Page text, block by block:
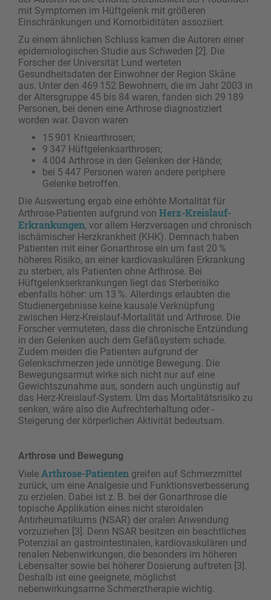
mit Symptomen im Hüftgelenk mit größeren
Einschränkungen und Komorbiditäten assoziiert.
Zu einem ähnlichen Schluss kamen die Autoren einer
epidemiologischen Studie aus Schweden [2]. Die
Forscher der Universität Lund werteten
Gesundheitsdaten der Einwohner der Region Skåne
aus. Unter den 469 152 Bewohnern, die im Jahr 2003 in
der Altersgruppe 45 bis 84 waren, fanden sich 29 189
Personen, bei denen eine Arthrose diagnostiziert
worden war. Davon waren
15 901 Kniearthrosen;
9 347 Hüftgelenksarthrosen;
4 004 Arthrose in den Gelenken der Hände;
bei 5 447 Personen waren andere periphere
Gelenke betroffen.
Die Auswertung ergab eine erhöhte Mortalität für
Arthrose-Patienten aufgrund von Herz-Kreislauf-
Erkrankungen, vor allem Herzversagen und chronisch
ischämischer Herzkrankheit (KHK). Demnach haben
Patienten mit einer Gonarthrose ein um fast 20 %
höheres Risiko, an einer kardiovaskulären Erkrankung
zu sterben, als Patienten ohne Arthrose. Bei
Hüftgelenkserkrankungen liegt das Sterberisiko
ebenfalls höher: um 13 %. Allerdings erlaubten die
Studienergebnisse keine kausale Verknüpfung
zwischen Herz-Kreislauf-Mortalität und Arthrose. Die
Forscher vermuteten, dass die chronische Entzündung
in den Gelenken auch dem Gefäßsystem schade.
Zudem meiden die Patienten aufgrund der
Gelenkschmerzen jede unnötige Bewegung. Die
Bewegungsarmut wirke sich nicht nur auf eine
Gewichtszunahme aus, sondern auch ungünstig auf
das Herz-Kreislauf-System. Um das Mortalitätsrisiko zu
senken, wäre also die Aufrechterhaltung oder ­
Steigerung der körperlichen Aktivität bedeutsam.
Arthrose und Bewegung
Viele Arthrose-Patienten greifen auf Schmerzmittel
zurück, um eine Analgesie und Funktionsverbesserung
zu erzielen. Dabei ist z. B. bei der Gonarthrose die
topische Applikation eines nicht steroidalen
Antirheumatikums (NSAR) der oralen Anwendung
vorzuziehen [3]. Denn NSAR besitzen ein beachtliches
Potenzial an gastrointestinalen, kardiovaskulären und
renalen Nebenwirkungen, die besonders im höheren
Lebensalter sowie bei höherer Dosierung auftreten [3].
Deshalb ist eine geeignete, möglichst
nebenwirkungsarme Schmerz­therapie wichtig.